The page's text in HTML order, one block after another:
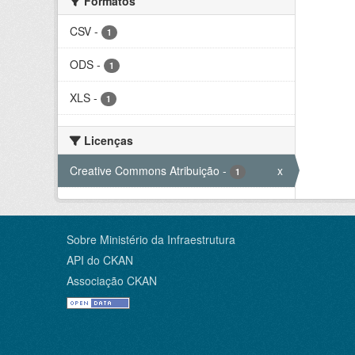
CSV - 1
ODS - 1
XLS - 1
Licenças
Creative Commons Atribuição - 1 x
Sobre Ministério da Infraestrutura
API do CKAN
Associação CKAN